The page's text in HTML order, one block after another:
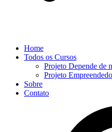
Home
Todos os Cursos
Projeto Depende de
Projeto
Sobre
Contato